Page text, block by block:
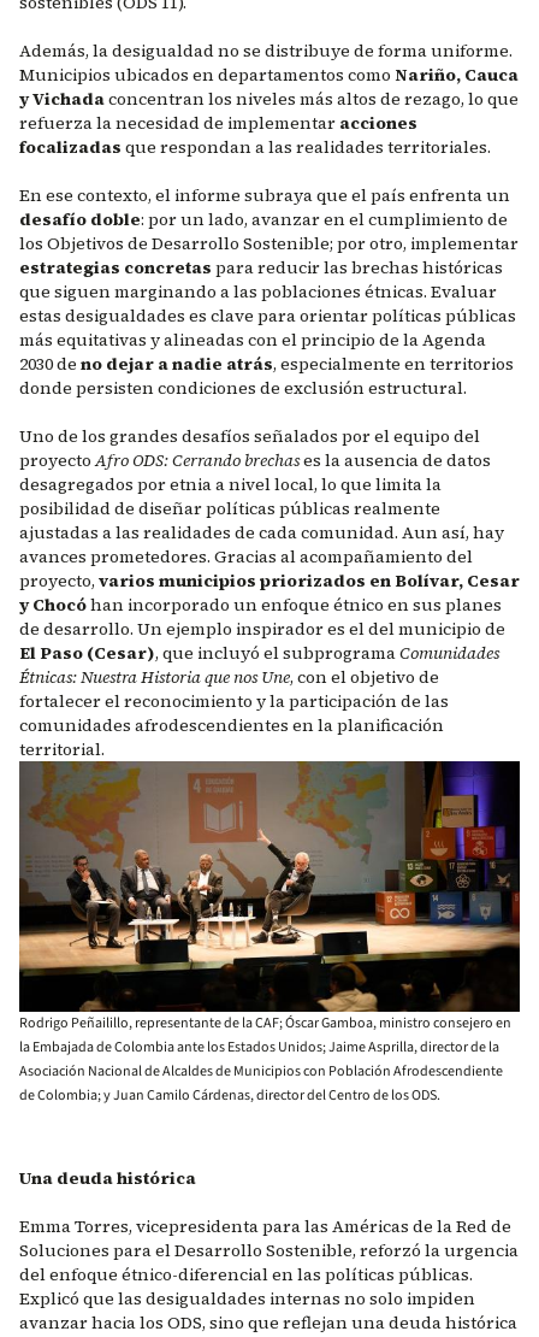
Además, la desigualdad no se distribuye de forma uniforme.
Municipios ubicados en departamentos como Nariño, Cauca
y Vichadaconcentran los niveles más altos de rezago, lo que
refuerza la necesidad de implementar acciones
focalizadas que respondan a las realidades territoriales.
En ese contexto, el informe subraya que el país enfrenta un
desafío doble: por un lado, avanzar en el cumplimiento de
los Objetivos de Desarrollo Sostenible; por otro, implementar
estrategias concretas para reducir las brechas históricas
que siguen marginando a las poblaciones étnicas. Evaluar
estas desigualdades es clave para orientar políticas públicas
más equitativas y alineadas con el principio de la Agenda
2030 de no dejar a nadie atrás, especialmente en territorios
donde persisten condiciones de exclusión estructural.
Uno de los grandes desafíos señalados por el equipo del
proyectoAfro ODS: Cerrando brechases la ausencia de datos
desagregados por etnia a nivel local, lo que limita la
posibilidad de diseñar políticas públicas realmente
ajustadas a las realidades de cada comunidad. Aun así, hay
avances prometedores. Gracias al acompañamiento del
proyecto, varios municipios priorizados en Bolívar, Cesar
y Chocóhan incorporado un enfoque étnico en sus planes
de desarrollo. Un ejemplo inspirador es el del municipio de
El Paso (Cesar), que incluyó el subprogramaComunidades
Étnicas: Nuestra Historia que nos Une, con el objetivo de
fortalecer el reconocimiento y la participación de las
comunidades afrodescendientes en la planificación
territorial.
Rodrigo Peñailillo, representante de la CAF; Óscar Gamboa, ministro consejero en
la Embajada de Colombia ante los Estados Unidos; Jaime Asprilla, director de la
Asociación Nacional de Alcaldes de Municipios con Población Afrodescendiente
de Colombia; y Juan Camilo Cárdenas, director del Centro de los ODS.
Una deuda histórica
Emma Torres, vicepresidenta para las Américas de la Red de
Soluciones para el Desarrollo Sostenible, reforzó la urgencia
del enfoque étnico-diferencial en las políticas públicas.
Explicó que las desigualdades internas no solo impiden
avanzar hacia los ODS, sino que reflejan una deuda histórica